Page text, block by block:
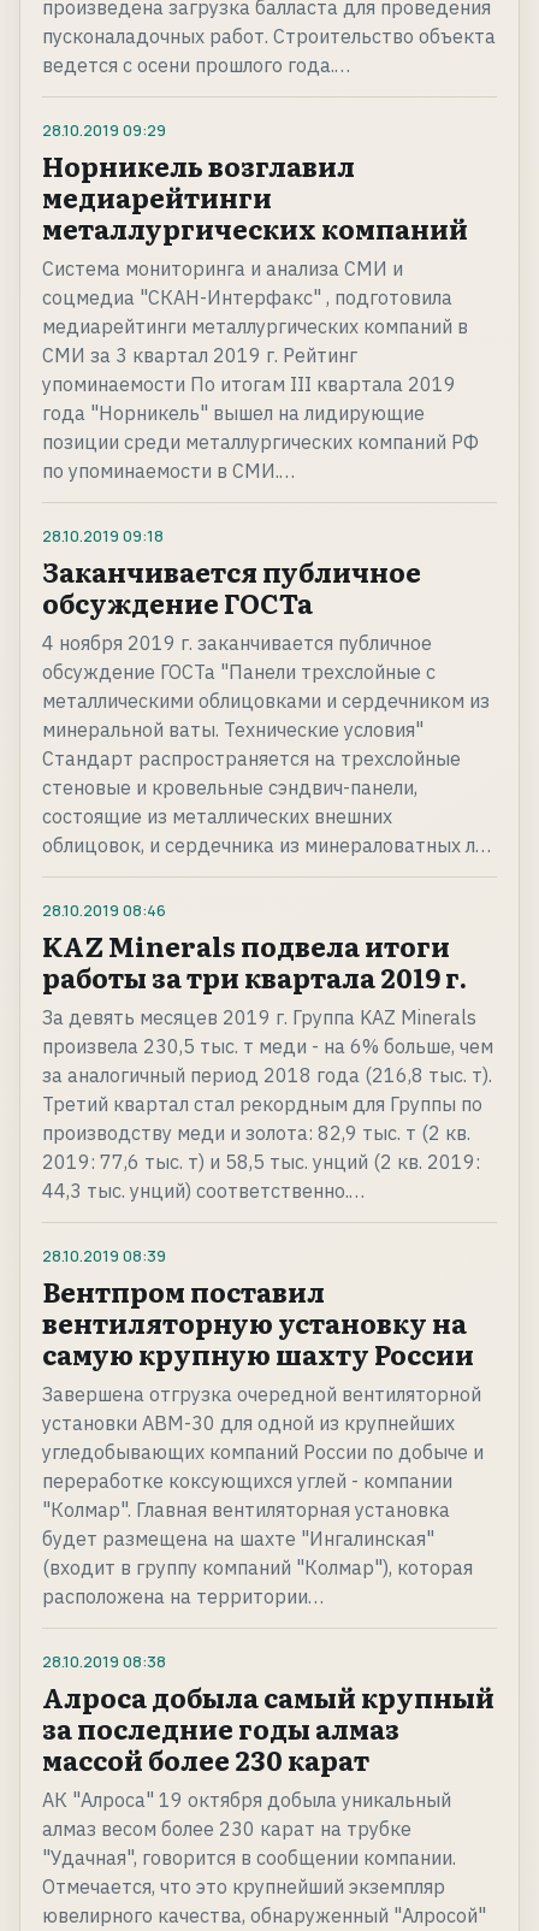
произведена загрузка балласта для проведения
пусконаладочных работ. Строительство объекта
ведется с осени прошлого года.…
28.10.2019 09:29
Норникель возглавил
медиарейтинги
металлургических компаний
Система мониторинга и анализа СМИ и
соцмедиа "СКАН-Интерфакс" , подготовила
медиарейтинги металлургических компаний в
СМИ за 3 квартал 2019 г. Рейтинг
упоминаемости По итогам III квартала 2019
года "Норникель" вышел на лидирующие
позиции среди металлургических компаний РФ
по упоминаемости в СМИ.…
28.10.2019 09:18
Заканчивается публичное
обсуждение ГОСТа
4 ноября 2019 г. заканчивается публичное
обсуждение ГОСТа "Панели трехслойные с
металлическими облицовками и сердечником из
минеральной ваты. Технические условия"
Стандарт распространяется на трехслойные
стеновые и кровельные сэндвич-панели,
состоящие из металлических внешних
облицовок, и сердечника из минераловатных л…
28.10.2019 08:46
KAZ Minerals подвела итоги
работы за три квартала 2019 г.
За девять месяцев 2019 г. Группа KAZ Minerals
произвела 230,5 тыс. т меди - на 6% больше, чем
за аналогичный период 2018 года (216,8 тыс. т).
Третий квартал стал рекордным для Группы по
производству меди и золота: 82,9 тыс. т (2 кв.
2019: 77,6 тыс. т) и 58,5 тыс. унций (2 кв. 2019:
44,3 тыс. унций) соответственно.…
28.10.2019 08:39
Вентпром поставил
вентиляторную установку на
самую крупную шахту России
Завершена отгрузка очередной вентиляторной
установки АВМ-30 для одной из крупнейших
угледобывающих компаний России по добыче и
переработке коксующихся углей - компании
"Колмар". Главная вентиляторная установка
будет размещена на шахте "Ингалинская"
(входит в группу компаний "Колмар"), которая
расположена на территории…
28.10.2019 08:38
Алроса добыла самый крупный
за последние годы алмаз
массой более 230 карат
АК "Алроса" 19 октября добыла уникальный
алмаз весом более 230 карат на трубке
"Удачная", говорится в сообщении компании.
Отмечается, что это крупнейший экземпляр
ювелирного качества, обнаруженный "Алросой"